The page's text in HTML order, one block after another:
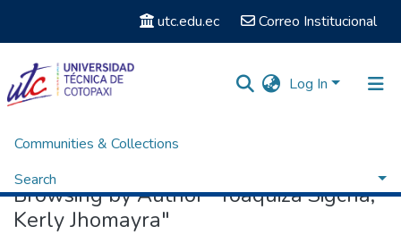
utc.edu.ec Correo Institucional
Log In
Communities & Collections
Search
Home Browse by Author
Browsing by Author "Toaquiza Sigcha,
Kerly Jhomayra"